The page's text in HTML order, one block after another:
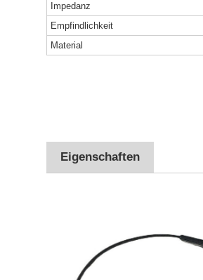
Impedanz
Empfindlichkeit
Material
Eigenschaften